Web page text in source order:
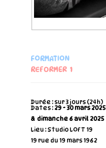
FORMATION
REFORMER 1
Durée : sur 3 jours (24h)
Dates : 29 - 30 mars 2025
& dimanche 6 avril 2025
Lieu : Studio LOFT 19
19 rue du 19 mars 1962